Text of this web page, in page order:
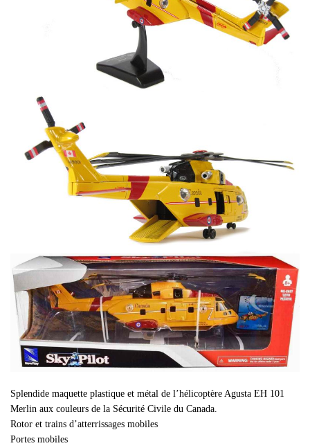
Splendide maquette plastique et métal de l’hélicoptère Agusta EH 101
Merlin aux couleurs de la Sécurité Civile du Canada.
Rotor et trains d’atterrissages mobiles
Portes mobiles